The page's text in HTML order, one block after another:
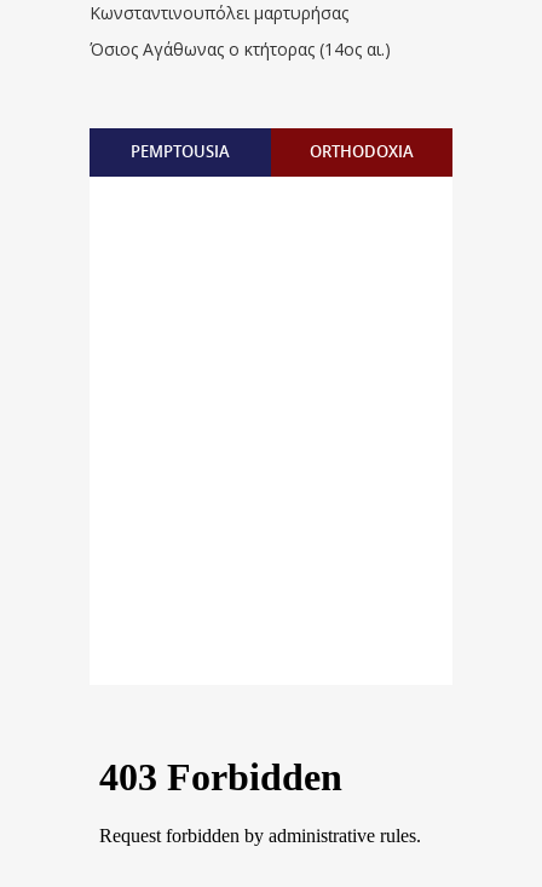
Κωνσταντινουπόλει μαρτυρήσας
Όσιος Αγάθωνας ο κτήτορας (14ος αι.)
PEMPTOUSIA ORTHODOXIA